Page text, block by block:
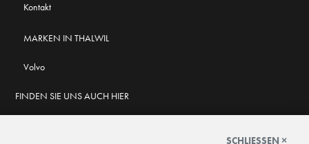
Kontakt
MARKEN IN THALWIL
Volvo
FINDEN SIE UNS AUCH HIER
SCHLIESSEN ×